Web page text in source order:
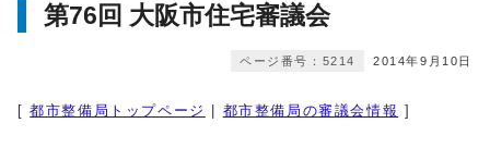
第76回 大阪市住宅審議会
2014年9月10日
ページ番号：5214
[都市整備局トップページ 都市整備局の審議会情報 ]